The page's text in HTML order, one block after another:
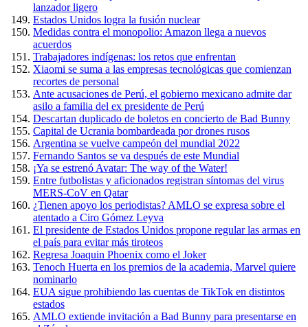
lanzador ligero
Estados Unidos logra la fusión nuclear
Medidas contra el monopolio: Amazon llega a nuevos
acuerdos
Trabajadores indígenas: los retos que enfrentan
Xiaomi se suma a las empresas tecnológicas que comienzan
recortes de personal
Ante acusaciones de Perú, el gobierno mexicano admite dar
asilo a familia del ex presidente de Perú
Descartan duplicado de boletos en concierto de Bad Bunny
Capital de Ucrania bombardeada por drones rusos
Argentina se vuelve campeón del mundial 2022
Fernando Santos se va después de este Mundial
¡Ya se estrenó Avatar: The way of the Water!
Entre futbolistas y aficionados registran síntomas del virus
MERS-CoV en Qatar
¿Tienen apoyo los periodistas? AMLO se expresa sobre el
atentado a Ciro Gómez Leyva
El presidente de Estados Unidos propone regular las armas en
el país para evitar más tiroteos
Regresa Joaquin Phoenix como el Joker
Tenoch Huerta en los premios de la academia, Marvel quiere
nominarlo
EUA sigue prohibiendo las cuentas de TikTok en distintos
estados
AMLO extiende invitación a Bad Bunny para presentarse en